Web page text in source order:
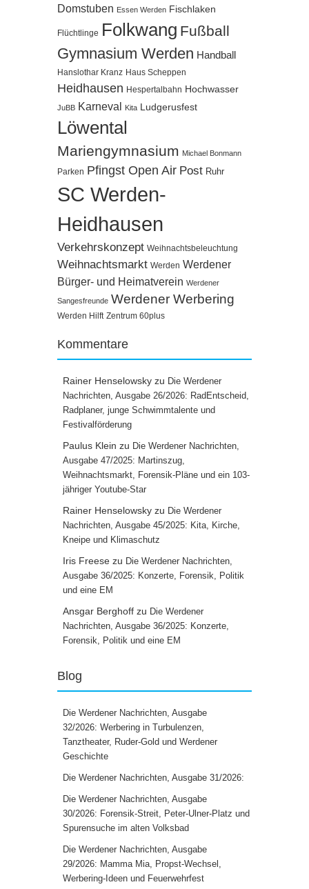
Domstuben Essen Werden Fischlaken
Flüchtlinge Folkwang Fußball
Gymnasium Werden Handball
Hanslothar Kranz Haus Scheppen
Heidhausen Hespertalbahn Hochwasser
JuBB Karneval Kita Ludgerusfest
Löwental
Mariengymnasium Michael Bonmann
Parken Pfingst Open Air Post Ruhr
SC Werden-
Heidhausen
Verkehrskonzept Weihnachtsbeleuchtung
Weihnachtsmarkt Werden Werdener
Bürger- und Heimatverein Werdener
Sangesfreunde Werdener Werbering
Werden Hilft Zentrum 60plus
Kommentare
Rainer Henselowsky zu Die Werdener
Nachrichten, Ausgabe 26/2026: RadEntscheid,
Radplaner, junge Schwimmtalente und
Festivalförderung
Paulus Klein zu Die Werdener Nachrichten,
Ausgabe 47/2025: Martinszug,
Weihnachtsmarkt, Forensik-Pläne und ein 103-
jähriger Youtube-Star
Rainer Henselowsky zu Die Werdener
Nachrichten, Ausgabe 45/2025: Kita, Kirche,
Kneipe und Klimaschutz
Iris Freese zu Die Werdener Nachrichten,
Ausgabe 36/2025: Konzerte, Forensik, Politik
und eine EM
Ansgar Berghoff zu Die Werdener
Nachrichten, Ausgabe 36/2025: Konzerte,
Forensik, Politik und eine EM
Blog
Die Werdener Nachrichten, Ausgabe
32/2026: Werbering in Turbulenzen,
Tanztheater, Ruder-Gold und Werdener
Geschichte
Die Werdener Nachrichten, Ausgabe 31/2026:
Die Werdener Nachrichten, Ausgabe
30/2026: Forensik-Streit, Peter-Ulner-Platz und
Spurensuche im alten Volksbad
Die Werdener Nachrichten, Ausgabe
29/2026: Mamma Mia, Propst-Wechsel,
Werbering-Ideen und Feuerwehrfest